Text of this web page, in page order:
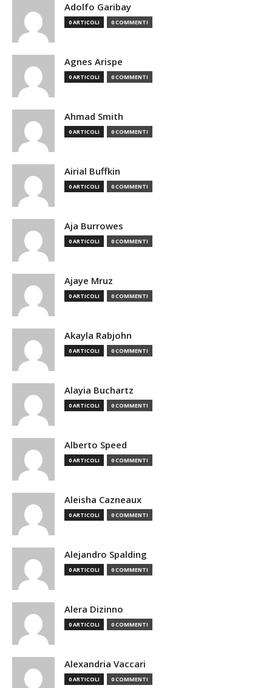
Adolfo Garibay
0 ARTICOLI 0 COMMENTI
Agnes Arispe
0 ARTICOLI 0 COMMENTI
Ahmad Smith
0 ARTICOLI 0 COMMENTI
Airial Buffkin
0 ARTICOLI 0 COMMENTI
Aja Burrowes
0 ARTICOLI 0 COMMENTI
Ajaye Mruz
0 ARTICOLI 0 COMMENTI
Akayla Rabjohn
0 ARTICOLI 0 COMMENTI
Alayia Buchartz
0 ARTICOLI 0 COMMENTI
Alberto Speed
0 ARTICOLI 0 COMMENTI
Aleisha Cazneaux
0 ARTICOLI 0 COMMENTI
Alejandro Spalding
0 ARTICOLI 0 COMMENTI
Alera Dizinno
0 ARTICOLI 0 COMMENTI
Alexandria Vaccari
0 ARTICOLI 0 COMMENTI